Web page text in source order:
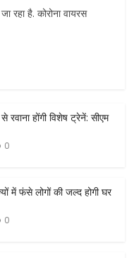
रहा है. कोरोना वायरस
होंगी विशेष ट्रेनें: सीएम
0
में फंसे लोगों की जल्द होगी घर
0